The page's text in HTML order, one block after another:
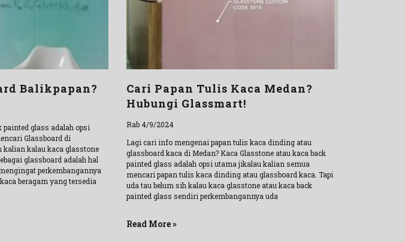
Balikpapan?
painted glass adalah opsi
Glassboard di
kalian kalau kaca glasstone
glassboard adalah hal
perkembangannya
beragam yang tersedia
Cari Papan Tulis Kaca Medan?
Hubungi Glassmart!
Rab 4/9/2024
Lagi cari info mengenai papan tulis kaca dinding atau
glassboard kaca di Medan? Kaca Glasstone atau kaca back
painted glass adalah opsi utama jikalau kalian semua
mencari papan tulis kaca dinding atau glassboard kaca. Tapi
uda tau belum sih kalau kaca glasstone atau kaca back
painted glass sendiri perkembangannya uda
Read More »